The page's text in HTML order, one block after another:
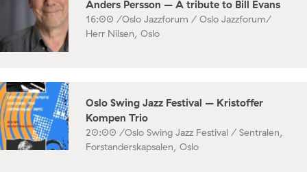
Anders Persson – A tribute to Bill Evans
16:00 /Oslo Jazzforum / Oslo Jazzforum/
Herr Nilsen, Oslo
Oslo Swing Jazz Festival – Kristoffer
Kompen Trio
20:00 /Oslo Swing Jazz Festival / Sentralen,
Forstanderskapsalen, Oslo